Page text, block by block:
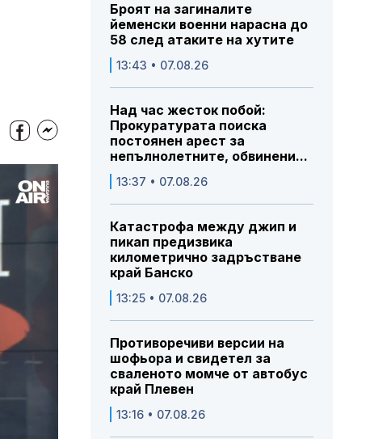
Броят на загиналите
йеменски военни нарасна до
58 след атаките на хутите
13:43 • 07.08.26
Над час жесток побой:
Прокуратурата поиска
постоянен арест за
непълнолетните, обвинени...
13:37 • 07.08.26
Катастрофа между джип и
пикап предизвика
километрично задръстване
край Банско
13:25 • 07.08.26
Противоречиви версии на
шофьора и свидетел за
сваленото момче от автобус
край Плевен
13:16 • 07.08.26